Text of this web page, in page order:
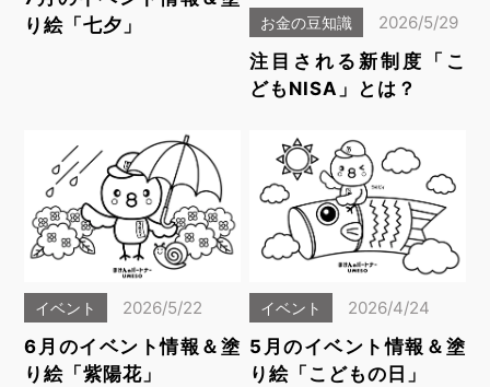
り絵「七夕」
お金の豆知識 2026/5/29
注目される新制度「こ
どもNISA」とは？
イベント 2026/5/22
6月のイベント情報＆塗
り絵「紫陽花」
イベント 2026/4/24
5月のイベント情報＆塗
り絵「こどもの日」